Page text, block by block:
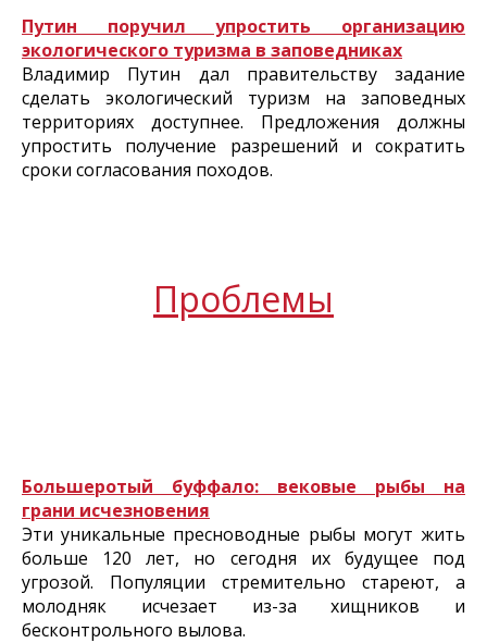
Путин поручил упростить организацию
экологического туризма в заповедниках
Владимир Путин дал правительству задание
сделать экологический туризм на заповедных
территориях доступнее. Предложения должны
упростить получение разрешений и сократить
сроки согласования походов.
Проблемы
Большеротый буффало: вековые рыбы на
грани исчезновения
Эти уникальные пресноводные рыбы могут жить
больше 120 лет, но сегодня их будущее под
угрозой. Популяции стремительно стареют, а
молодняк исчезает из-за хищников и
бесконтрольного вылова.